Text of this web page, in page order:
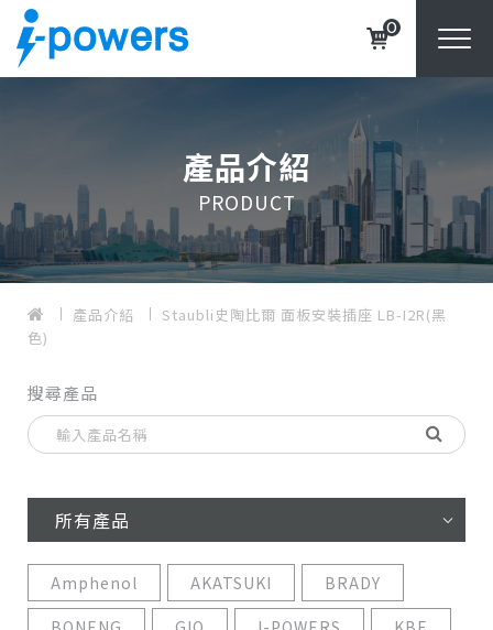
0
產品介紹
PRODUCT
產品介紹
Staubli史陶比爾 面板安裝插座 LB-I2R(黑
色)
搜尋產品
所有產品
Amphenol AKATSUKI
BRADY